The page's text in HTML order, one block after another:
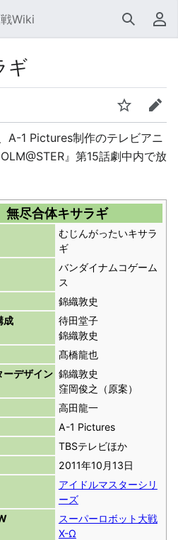
Wiki 検索 利
ギ
ウォッチ編集
A-1 Pictures制作のテレビアニ
』第15話劇中内で放
無尽合体キサラギ
むじんがったいキサラ
ギ
バンダイナムコゲーム
ス
錦織敦史
成
待田堂子
錦織敦史
髙橋龍也
ーデザイン 錦織敦史
窪岡俊之（原案）
高田龍一
A-1 Pictures
TBSテレビほか
2011年10月13日
アイドルマスターシリ
ーズ
スーパーロボット大戦
X-Ω